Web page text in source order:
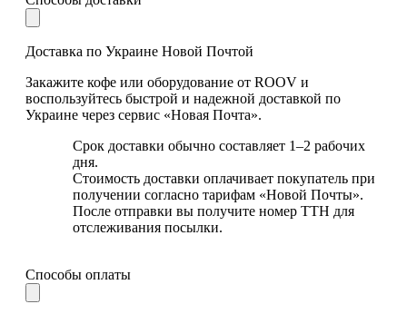
Доставка по Украине Новой Почтой
Закажите кофе или оборудование от ROOV и
воспользуйтесь быстрой и надежной доставкой по
Украине через сервис «Новая Почта».
Срок доставки обычно составляет 1–2 рабочих
дня.
Стоимость доставки оплачивает покупатель при
получении согласно тарифам «Новой Почты».
После отправки вы получите номер ТТН для
отслеживания посылки.
Способы оплаты